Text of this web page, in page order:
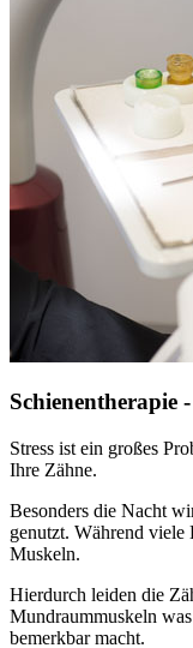
Schienentherapie
Stress ist ein großes
Ihre Zähne.
Besonders die Nacht
genutzt. Während viele
Muskeln.
Hierdurch leiden die
Mundraummuskeln
bemerkbar macht.